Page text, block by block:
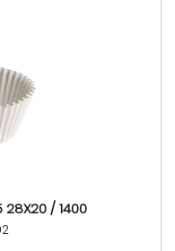
28X20 / 1400